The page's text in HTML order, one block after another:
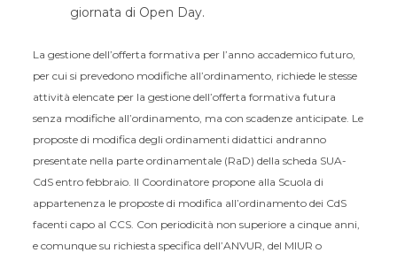
giornata di Open Day.
La gestione dell’offerta formativa per l’anno accademico futuro,
per cui si prevedono modifiche all’ordinamento, richiede le stesse
attività elencate per la gestione dell’offerta formativa futura
senza modifiche all’ordinamento, ma con scadenze anticipate. Le
proposte di modifica degli ordinamenti didattici andranno
presentate nella parte ordinamentale (RaD) della scheda SUA-
CdS entro febbraio. Il Coordinatore propone alla Scuola di
appartenenza le proposte di modifica all’ordinamento dei CdS
facenti capo al CCS. Con periodicità non superiore a cinque anni,
e comunque su richiesta specifica dell’ANVUR, del MIUR o